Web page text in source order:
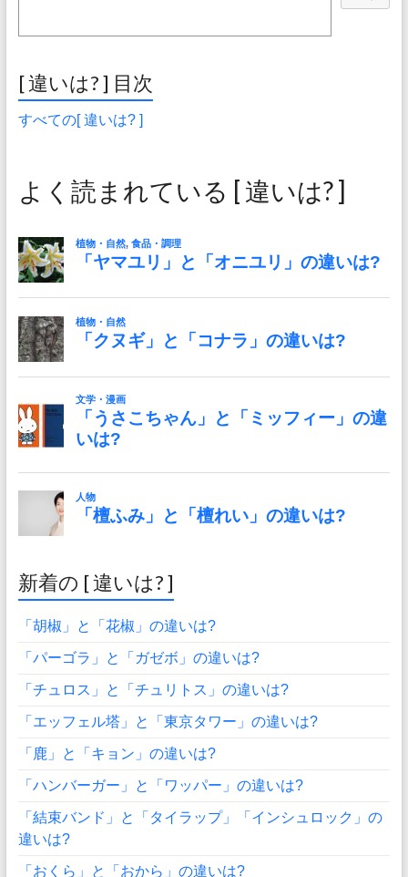
[ 違いは? ] 目次
すべての[ 違いは? ]
よく読まれている [ 違いは? ]
新着の [ 違いは? ]
「胡椒」と「花椒」の違いは?
「パーゴラ」と「ガゼボ」の違いは?
「チュロス」と「チュリトス」の違いは?
「エッフェル塔」と「東京タワー」の違いは?
「鹿」と「キョン」の違いは?
「ハンバーガー」と「ワッパー」の違いは?
「結束バンド」と「タイラップ」「インシュロック」の
違いは?
「おくら」と「おから」の違いは?